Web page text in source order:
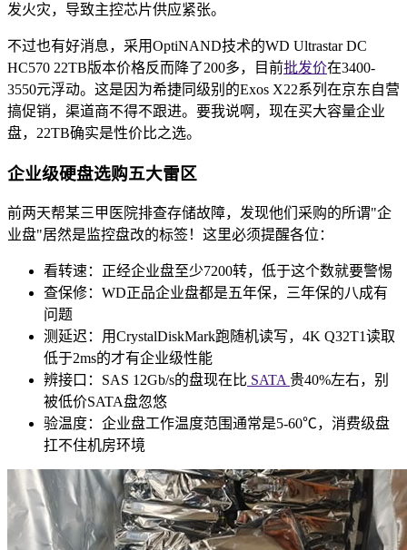
发火灾，导致主控芯片供应紧张。
不过也有好消息，采用OptiNAND技术的WD Ultrastar DC
HC570 22TB版本价格反而降了200多，目前批发价在3400-
3550元浮动。这是因为希捷同级别的Exos X22系列在京东自营
搞促销，渠道商不得不跟进。要我说啊，现在买大容量企业
盘，22TB确实是性价比之选。
企业级硬盘选购五大雷区
前两天帮某三甲医院排查存储故障，发现他们采购的所谓"企
业盘"居然是监控盘改的标签！这里必须提醒各位：
看转速：正经企业盘至少7200转，低于这个数就要警惕
查保修：WD正品企业盘都是五年保，三年保的八成有
问题
测延迟：用CrystalDiskMark跑随机读写，4K Q32T1读取
低于2ms的才有企业级性能
辨接口：SAS 12Gb/s的盘现在比 SATA 贵40%左右，别
被低价SATA盘忽悠
验温度：企业盘工作温度范围通常是5-60℃，消费级盘
扛不住机房环境